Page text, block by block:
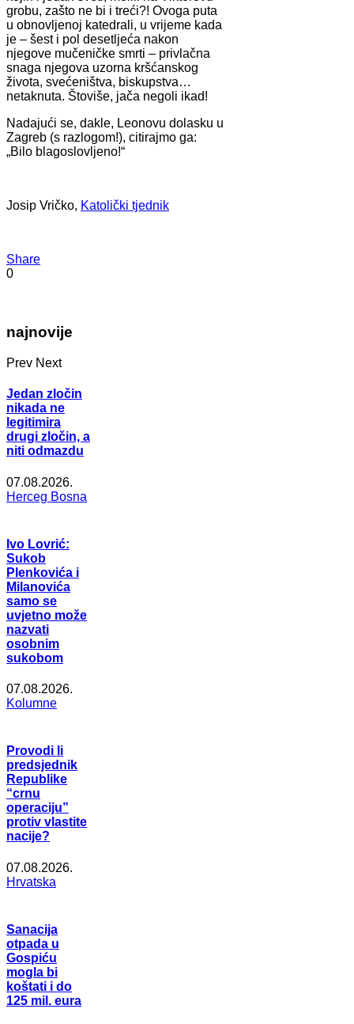
grobu, zašto ne bi i treći?! Ovoga puta
u obnovljenoj katedrali, u vrijeme kada
je – šest i pol desetljeća nakon
njegove mučeničke smrti – privlačna
snaga njegova uzorna kršćanskog
života, svećeništva, biskupstva…
netaknuta. Štoviše, jača negoli ikad!
Nadajući se, dakle, Leonovu dolasku u
Zagreb (s razlogom!), citirajmo ga:
„Bilo blagoslovljeno!“
Josip Vričko, Katolički tjednik
Share
0
najnovije
Prev Next
Jedan zločin
nikada ne
legitimira
drugi zločin, a
niti odmazdu
07.08.2026.
Herceg Bosna
Ivo Lovrić:
Sukob
Plenkovića i
Milanovića
samo se
uvjetno može
nazvati
osobnim
sukobom
07.08.2026.
Kolumne
Provodi li
predsjednik
Republike
“crnu
operaciju”
protiv vlastite
nacije?
07.08.2026.
Hrvatska
Sanacija
otpada u
Gospiću
mogla bi
koštati i do
125 mil. eura